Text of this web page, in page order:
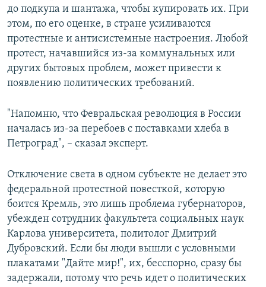
до подкупа и шантажа, чтобы купировать их. При
этом, по его оценке, в стране усиливаются
протестные и антисистемные настроения. Любой
протест, начавшийся из-за коммунальных или
других бытовых проблем, может привести к
появлению политических требований.
"Напомню, что Февральская революция в России
началась из-за перебоев с поставками хлеба в
Петроград", – сказал эксперт.
Отключение света в одном субъекте не делает это
федеральной протестной повесткой, которую
боится Кремль, это лишь проблема губернаторов,
убежден сотрудник факультета социальных наук
Карлова университета, политолог Дмитрий
Дубровский. Если бы люди вышли с условными
плакатами "Дайте мир!", их, бесспорно, сразу бы
задержали, потому что речь идет о политических